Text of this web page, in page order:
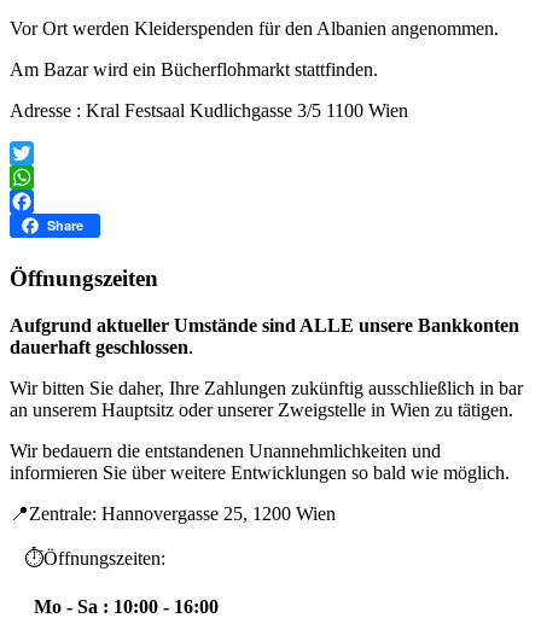
Vor Ort werden Kleiderspenden für den Albanien angenommen.
Am Bazar wird ein Bücherflohmarkt stattfinden.
Adresse : Kral Festsaal Kudlichgasse 3/5 1100 Wien
Twitter
WhatsApp
Facebook
Share
Öffnungszeiten
Aufgrund aktueller Umstände sind ALLE unsere Bankkonten
dauerhaft geschlossen.
Wir bitten Sie daher, Ihre Zahlungen zukünftig ausschließlich in bar
an unserem Hauptsitz oder unserer Zweigstelle in Wien zu tätigen.
Wir bedauern die entstandenen Unannehmlichkeiten und
informieren Sie über weitere Entwicklungen so bald wie möglich.
📍Zentrale: Hannovergasse 25, 1200 Wien
⏱️Öffnungszeiten:
Mo - Sa : 10:00 - 16:00